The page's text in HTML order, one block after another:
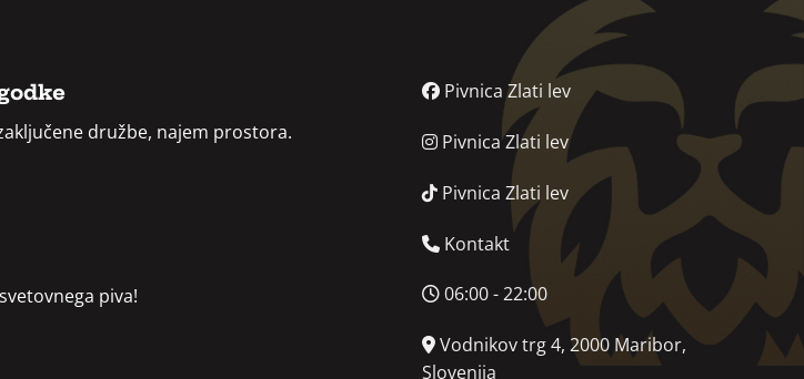
družbe, najem prostora.
piva!
Pivnica Zlati lev
Pivnica Zlati lev
Pivnica Zlati lev
Kontakt
06:00 - 22:00
Vodnikov trg 4, 2000 Maribor,
Slovenija